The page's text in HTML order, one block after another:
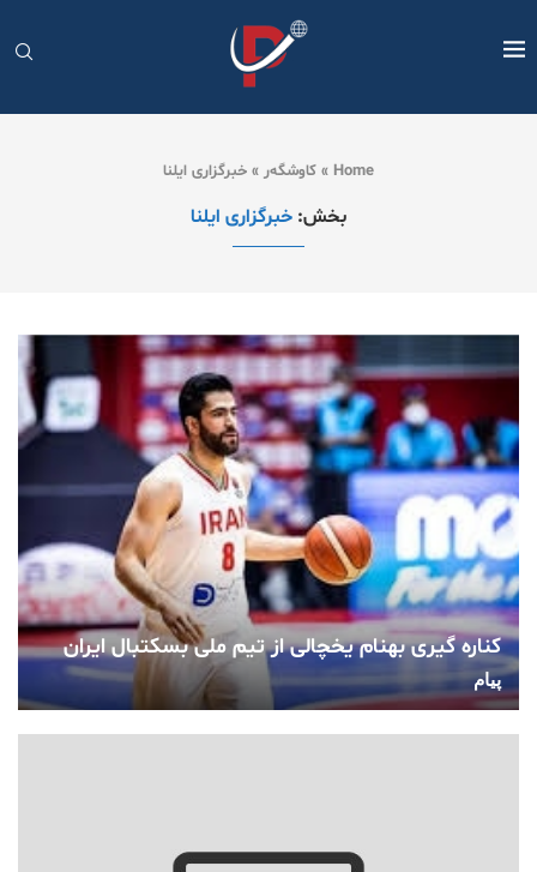
Home
» کاوشگەر » خبرگزاری ایلنا
بخش: خبرگزاری ایلنا
کناره گیری بهنام یخچالی از تیم ملی بسکتبال ایران
پیام